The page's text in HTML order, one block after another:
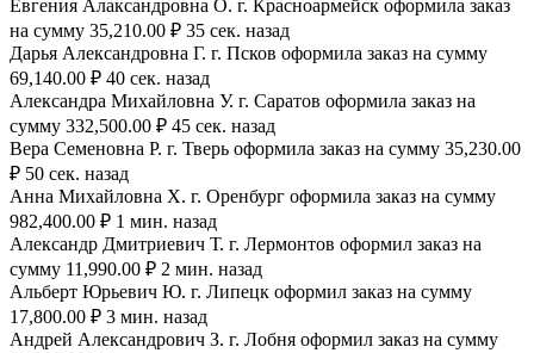
Евгения Алаксандровна О. г. Красноармейск оформила заказ
на сумму 35,210.00 ₽ 35 сек. назад
Дарья Александровна Г. г. Псков оформила заказ на сумму
69,140.00 ₽ 40 сек. назад
Александра Михайловна У. г. Саратов оформила заказ на
сумму 332,500.00 ₽ 45 сек. назад
Вера Семеновна Р. г. Тверь оформила заказ на сумму 35,230.00
₽ 50 сек. назад
Анна Михайловна Х. г. Оренбург оформила заказ на сумму
982,400.00 ₽ 1 мин. назад
Александр Дмитриевич Т. г. Лермонтов оформил заказ на
сумму 11,990.00 ₽ 2 мин. назад
Альберт Юрьевич Ю. г. Липецк оформил заказ на сумму
17,800.00 ₽ 3 мин. назад
Андрей Александрович З. г. Лобня оформил заказ на сумму